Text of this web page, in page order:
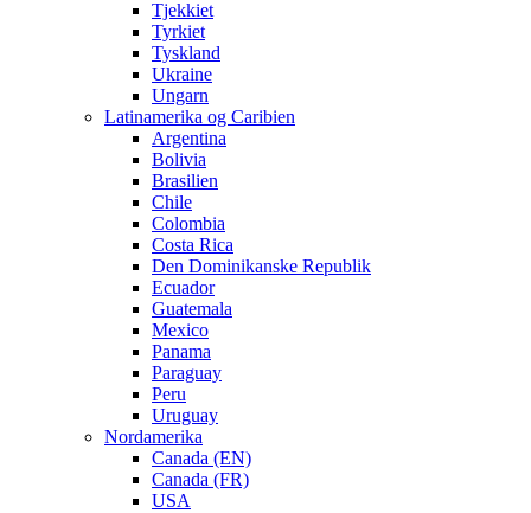
Tjekkiet
Tyrkiet
Tyskland
Ukraine
Ungarn
Latinamerika og Caribien
Argentina
Bolivia
Brasilien
Chile
Colombia
Costa Rica
Den Dominikanske Republik
Ecuador
Guatemala
Mexico
Panama
Paraguay
Peru
Uruguay
Nordamerika
Canada (EN)
Canada (FR)
USA